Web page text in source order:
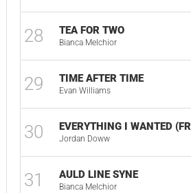
28 TEA FOR TWO
Bianca Melchior
29 TIME AFTER TIME
Evan Williams
30 EVERYTHING I WANTED
Jordan Doww
31 AULD LINE SYNE
Bianca Melchior